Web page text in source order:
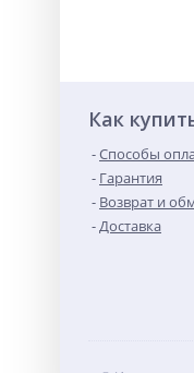
Как
Способы
Гарантия
Возврат и
Доставка